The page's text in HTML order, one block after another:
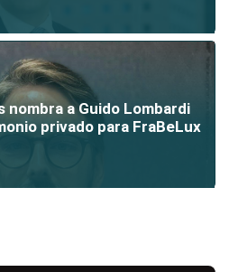
a Guido Lombardi
privado para FraBeLux